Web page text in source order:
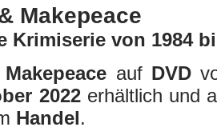
Makepeace
Krimiserie von 1984
auf DVD
2022erhältlich und
Handel.